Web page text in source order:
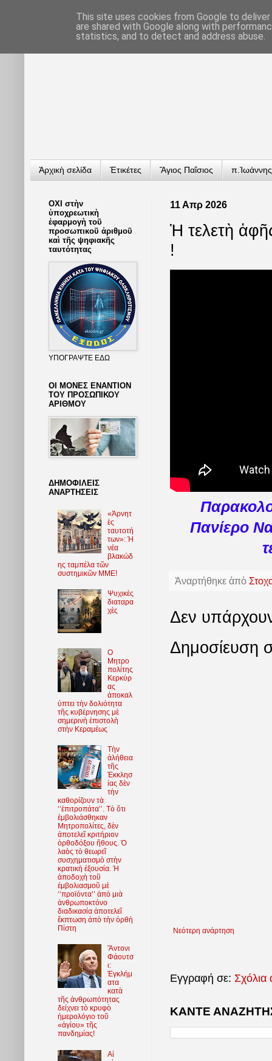
Ἀρχικὴ σελίδα Ἐτικέτες Ἅγιος Παΐσιος
11 Απρ 2026
Ἡ τελετὴ
!
Πανίερο
Ἀναρτήθηκε ἀπὸ
Δεν
Δημοσίευση
Νεότερη ανάρτηση
Εγγραφή σε:
ΚΑΝΤΕ
ΟΧΙ στὴν
ὑποχρεωτικὴ
ἐφαρμογὴ τοῦ
προσωπικοῦ ἀριθμοῦ
καὶ τῆς ψηφιακῆς
ταυτότητας
ΥΠΟΓΡΑΨΤΕ ΕΔΩ
ΟΙ ΜΟΝΕΣ ΕΝΑΝΤΙΟΝ
ΤΟΥ ΠΡΟΣΩΠΙΚΟΥ
ΑΡΙΘΜΟΥ
ΔΗΜΟΦΙΛΕΙΣ
ΑΝΑΡΤΗΣΕΙΣ
«Ἀρνητ
ὲς
ταυτοτή
των»: Ἡ
νέα
βλακώδ
ης ταμπέλα τῶν
συστημικῶν ΜΜΕ!
Ψυχικὲς
διαταρα
χὲς
O
Μητρο
πολίτης
Κερκύρ
ας
ἀποκαλ
ύπτει τὴν δολιότητα
τῆς κυβέρνησης μὲ
σημερινὴ ἐπιστολὴ
στὴν Κεραμέως
Τὴν
ἀλήθεια
τῆς
Ἐκκλησ
ίας δὲν
τὴν
καθορίζουν τὰ
‘’ἐπιτροπάτα’’. Τὸ ὅτι
ἐμβολιάσθηκαν
Μητροπολίτες, δὲν
ἀποτελεῖ κριτήριον
ὀρθοδόξου ἤθους. Ὁ
λαὸς τὸ θεωρεῖ
συσχηματισμὸ στὴν
κρατικὴ ἐξουσία. Ἡ
ἀποδοχὴ τοῦ
ἐμβολιασμοῦ μὲ
‘’προϊόντα’’ ἀπὸ μιὰ
ἀνθρωποκτόνο
διαδικασία ἀποτελεῖ
ἔκπτωση ἀπὸ τὴν ὀρθὴ
Πίστη
Ἄντονι
Φάουτσ
ι:
Ἐγκλήμ
ατα
κατὰ
τῆς ἀνθρωπότητας
δείχνει τὸ κρυφὸ
ἡμερολόγιο τοῦ
«ἁγίου» τῆς
πανδημίας!
Αἱ
This site uses cookies from Google to
are shared with Google along with
statistics, and to detect and address abuse.